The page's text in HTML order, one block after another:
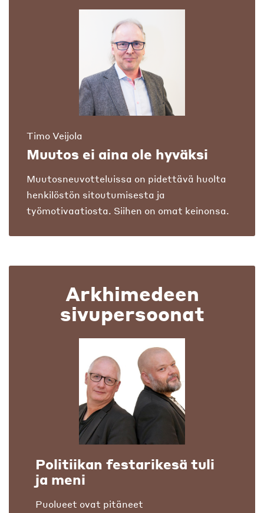
Timo Veijola
Muutos ei aina ole hyväksi
Muutosneuvotteluissa on pidettävä huolta
henkilöstön sitoutumisesta ja
työmotivaatiosta. Siihen on omat keinonsa.
Arkhimedeen
sivupersoonat
Politiikan festarikesä tuli
ja meni
Puolueet ovat pitäneet